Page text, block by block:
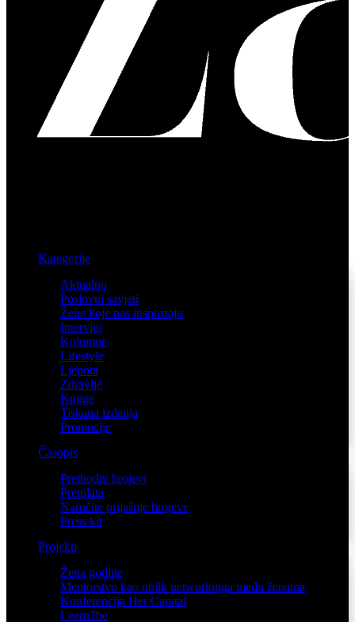
Kategorije
Aktualno
Poslovni savjeti
Žene koje nas inspiriraju
Intervjui
Kolumne
Lifestyle
Ljepota
Zdravlje
Knjige
Tiskana izdanja
Promocije
Časopis
Prethodni brojevi
Pretplata
Naručite prijašnje brojeve
Press kit
Projekti
Žena godine
Mentorstvo kao oblik networkinga među ženama
Konferencija Her Capital
Learn2be